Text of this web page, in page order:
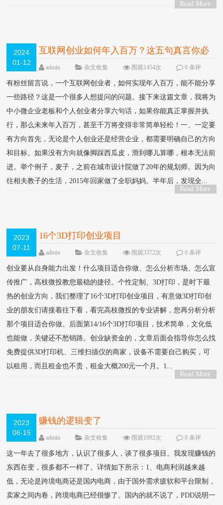
Read More
2024
01-12
互联网创业如何年入百万？这五句真言你必
须知道
admin 杂文收集 围观1454次
0 条评
有粉丝留言说，一个互联网创业者，如何实现年入百万，能不能分享
一些路径？这是一个很多人想提问的问题。接下来这篇文章，我将为
中小微企业老板和个人创业者分享六句话，如果你能真正掌握并执
行，那么未来年入百万，甚至千万将变得非常简单轻松！一、一定要
有方向首先，无论是个人创业还是经营企业，都需要明确自己的方向
和目标。如果没有方向就像脚踩西瓜皮，滑到哪儿算哪，根本无法前
进。举个例子，麦子，之前在城市设计院做了20年的规划师。因为向
往相夫教子的生活，2015年回家做了全职妈妈。半年后，发现全...
Read More
2023
07-11
16个3D打印创业项目
admin 杂文收集 围观3372次
0 条评
创业要从自身能力出发！什么项目适合你做、怎么分析市场、怎么宣
传推广，高枝微投教您最稳的捷径。个性定制、3D打印，是时下最
热的创业方向，我们整理了16个3D打印创业项目，有意做3D打印创
业的朋友们请接着往下看，看完高枝微投的专业讲解，您再分析分析
那个项目适合你做。后面第14/16个3D打印项目，技术简单，文化低
也能做，关键还不愁销路。创业缺资金的，文章后面会指导你怎么找
免费提供3D打印机、三维扫描仪的商家，设备不需要自己购买，可
以租用，而且租金也不贵，租金大概200元一个月。1...
Read More
2023
06-15
赚钱的逻辑变了
admin 杂文收集 围观1992次
0 条评
这一年去了很多地方，认识了很多人，谈了很多项目。我发现赚钱的
东西在变，很多都不一样了。详情如下所示：1、电商利润越来越
低，无论是跨境电商还是国内电商，由于国外需求疲软和平台限制，
卖家之间内卷，跨境电商已经很惨了。国内的就不说了，PDD说明一